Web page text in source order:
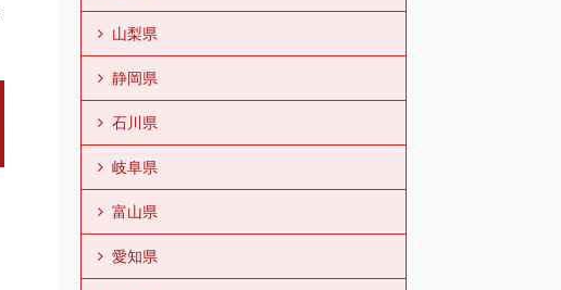
山梨県
静岡県
石川県
岐阜県
富山県
愛知県